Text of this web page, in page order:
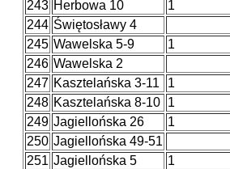
243 Herbowa 10 1
244 Świętosławy 4
245 Wawelska 5-9 1
246 Wawelska 2
247 Kasztelańska 3-11 1
248 Kasztelańska 8-10 1
249 Jagiellońska 26 1
250 Jagiellońska 49-51
251 Jagiellońska 5 1